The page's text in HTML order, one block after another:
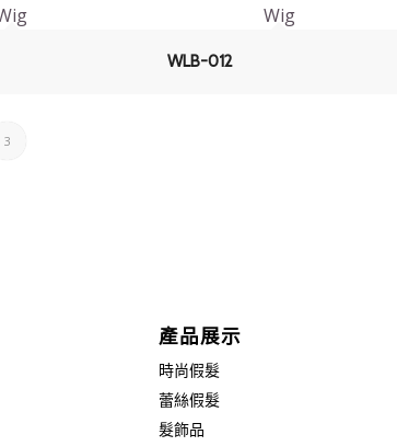
WLB-012
3
產品展示
時尚假髮
蕾絲假髮
髮飾品